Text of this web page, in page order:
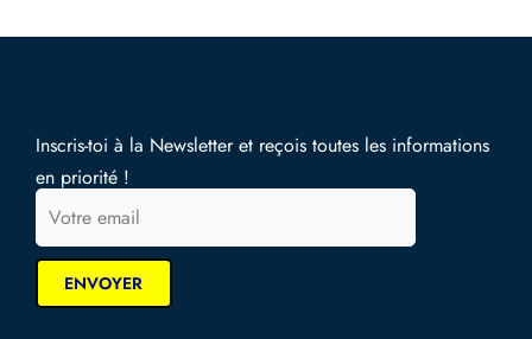
Inscris-toi à la Newsletter et reçois toutes les informations
en priorité !